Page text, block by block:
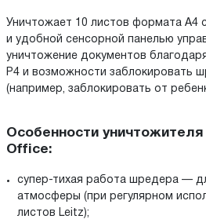
Уничтожает 10 листов формата A4
и удобной сенсорной панелью
уничтожение документов
P4 и возможности заблокировать
(например, заблокировать от
Особенности
Office:
cупер-тихая работа шредера —
атмосферы (при регулярном
листов Leitz);